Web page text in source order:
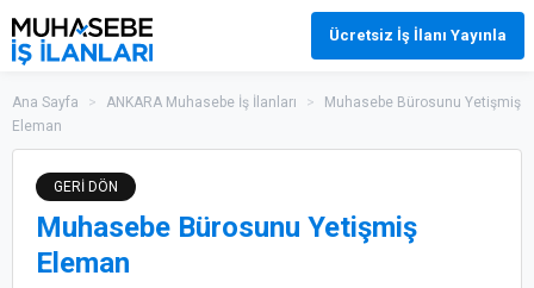
Ücretsiz İş İlanı Yayınla
Ana Sayfa > ANKARA Muhasebe İş İlanları >
Muhasebe Bürosunu Yetişmiş
Eleman
GERİ DÖN
Muhasebe Bürosunu Yetişmiş
Eleman